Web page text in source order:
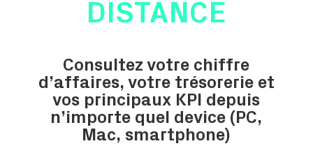
DISTANCE
Consultez votre chiffre
d’affaires, votre trésorerie et
vos principaux KPI depuis
n’importe quel device (PC,
Mac, smartphone)